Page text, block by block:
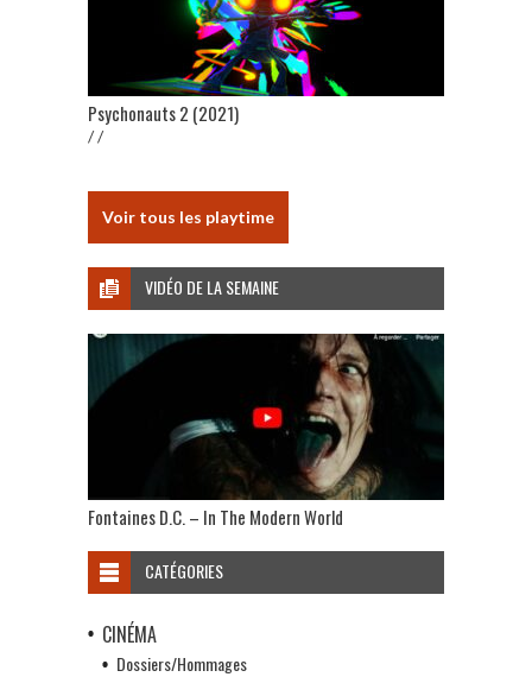
Psychonauts 2 (2021)
/ /
Voir tous les playtime
VIDÉO DE LA SEMAINE
Fontaines D.C. – In The Modern World
CATÉGORIES
CINÉMA
Dossiers/Hommages